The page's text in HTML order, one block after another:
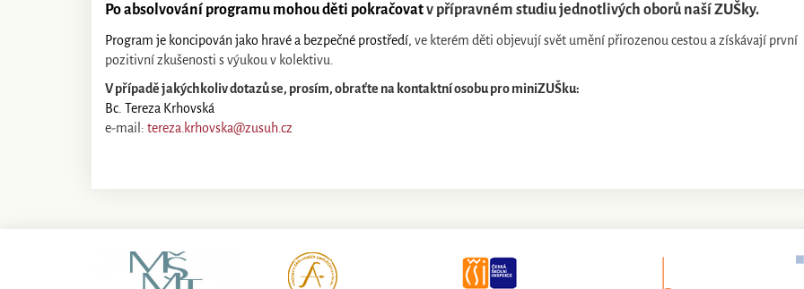
Po absolvování programu mohou děti pokračovatv přípravném studiu jednotlivých oborů naší ZUŠky.
Program je koncipován jako hravé a bezpečné prostředí, ve kterém děti objevují svět umění přirozenou cestou a získávají první
pozitivní zkušenosti s výukou v kolektivu.
V případě jakýchkoliv dotazů se, prosím, obraťte na kontaktní osobu pro miniZUŠku:
Bc. Tereza Krhovská
e-mail: tereza.krhovska@zusuh.cz